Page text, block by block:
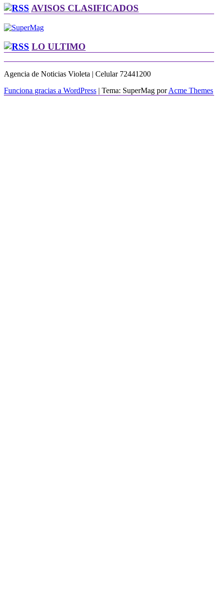
AVISOS CLASIFICADOS
LO ULTIMO
Agencia de Noticias Violeta | Celular 72441200
Funciona gracias a WordPress | Tema: SuperMag porAcme Themes